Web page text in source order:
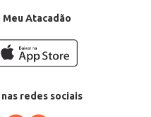
Atacadão
redes sociais